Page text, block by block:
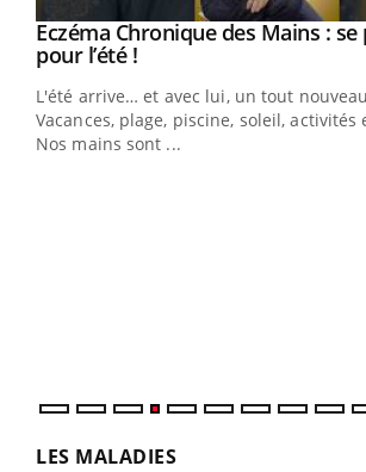
Youtube
Eczéma Chronique des Mains :
pour l’été !Youtube
L'été arrive… et avec lui, un tout
Vacances, plage, piscine, soleil,
Nos mains sont ...
LES MALADIES